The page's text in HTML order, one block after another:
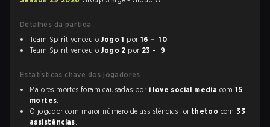
Detalhes da partida
Team Spirit venceu oJogo 1 por 16 - 10
Team Spirit venceu oJogo 2 por 23 - 9
Estatísticas chave dos jogadores
Maiores mortes foram causadas por i love social media com15
mortes.
O jogador com maior número de assistências foi thetoo com33
assistências.